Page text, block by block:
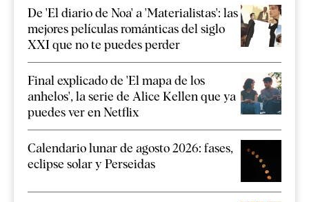
De 'El diario de Noa' a 'Materialistas': las
mejores películas románticas del siglo
XXI que no te puedes perder
Final explicado de 'El mapa de los
anhelos', la serie de Alice Kellen que ya
puedes ver en Netflix
Calendario lunar de agosto 2026: fases,
eclipse solar y Perseidas